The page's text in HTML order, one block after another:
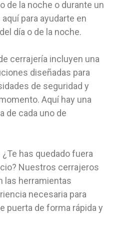
de la noche o durante un
para ayudarte en
día o de la noche.
cerrajería incluyen una
diseñadas para
de seguridad y
Aquí hay una
de cada uno de
has quedado fuera
Nuestros cerrajeros
las herramientas
necesaria para
puerta de forma rápida y